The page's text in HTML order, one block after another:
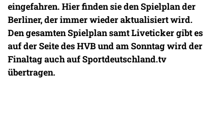
eingefahren. Hier finden sie den Spielplan der
Berliner, der immer wieder aktualisiert wird.
Den gesamten Spielplan samt Liveticker gibt es
auf der Seite des HVB und am Sonntag wird der
Finaltag auch auf Sportdeutschland.tv
übertragen.